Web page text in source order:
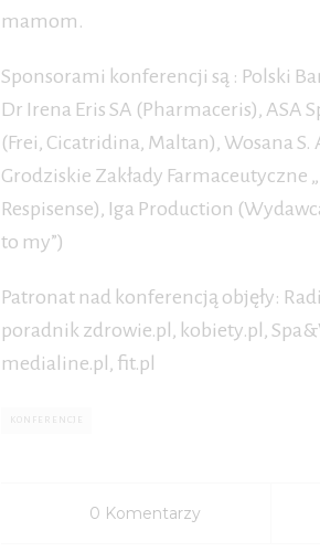
mamom.
Sponsorami konferencji są : Polski
Dr Irena Eris SA (Pharmaceris), ASA
(Frei, Cicatridina, Maltan), Wosana
Grodziskie Zakłady Farmaceutyczne
Respisense), Iga Production
to my”)
Patronat nad konferencją objęły:
poradnik zdrowie.pl, kobiety.pl,
medialine.pl, fit.pl
0 Komentarzy